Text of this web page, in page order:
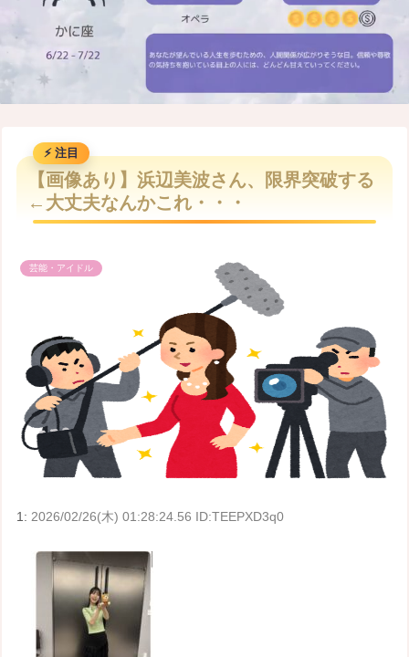
M
u
【画像あり】浜辺美波さん、限界突破する
←大丈夫なんかこれ・・・
芸能・アイドル
1: 2026/02/26(木) 01:28:24.56 ID:TEEPXD3q0